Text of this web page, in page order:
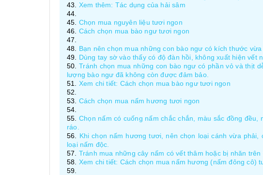
Xem thêm: Tác dụng của hải sâm
Chọn mua nguyên liệu tươi ngon
Cách chọn mua bào ngư tươi ngon
Bạn nên chọn mua những con bào ngư có kích thước
Dùng tay sờ vào thấy có độ đàn hồi, không xuất hiện
Tránh chọn mua những con bào ngư có phần vỏ và thịt
lượng bào ngư đã không còn được đảm bảo.
Xem chi tiết: Cách chọn mua bào ngư tươi ngon
Cách chọn mua nấm hương tươi ngon
Chọn nấm có cuống nấm chắc chắn, màu sắc đồng
ráo.
Khi chọn nấm hương tươi, nên chọn loại cánh vừa
loại nấm độc.
Tránh mua những cây nấm có vết thâm hoặc bị nhăn
Xem chi tiết: Cách chọn mua nấm hương (nấm đông cô)